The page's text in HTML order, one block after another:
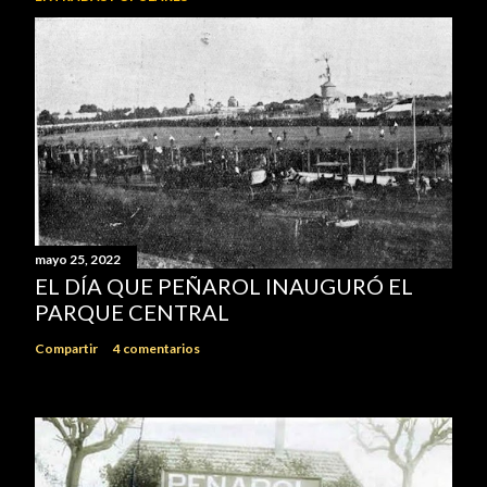
mayo 25, 2022
EL DÍA QUE PEÑAROL INAUGURÓ EL
PARQUE CENTRAL
Compartir 4 comentarios